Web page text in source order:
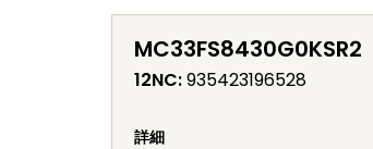
MC33FS8430G0KSR2
12NC:935423196528
詳細